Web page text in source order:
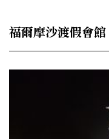
福爾摩沙渡假會館